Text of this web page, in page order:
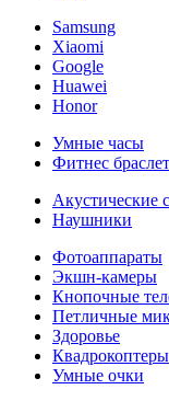
Samsung
Xiaomi
Google
Huawei
Honor
Умные часы
Фитнес
Акустические
Наушники
Фотоаппараты
Экшн-камеры
Кнопочные
Петличные
Здоровье
Квадрокоптеры
Умные очки